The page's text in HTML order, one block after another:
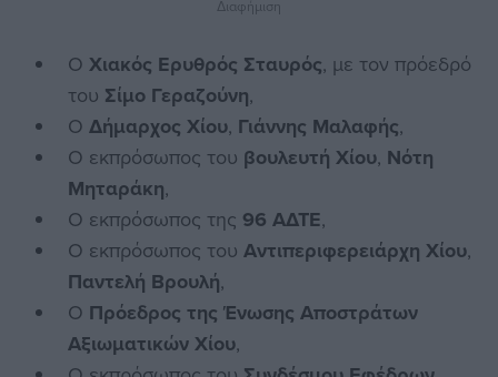
Διαφήμιση
Ο Χιακός Ερυθρός Σταυρός, με τον πρόεδρό
του Σίμο Γεραζούνη,
Ο Δήμαρχος Χίου, Γιάννης Μαλαφής,
Ο εκπρόσωπος του βουλευτή Χίου, Νότη
Μηταράκη,
Ο εκπρόσωπος της 96 ΑΔΤΕ,
Ο εκπρόσωπος του Αντιπεριφερειάρχη Χίου,
Παντελή Βρουλή,
Ο Πρόεδρος της Ένωσης Αποστράτων
Αξιωματικών Χίου,